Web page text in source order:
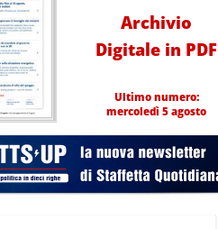
Archivio
Digitale in PDF
Ultimo numero:
mercoledì 5 agosto